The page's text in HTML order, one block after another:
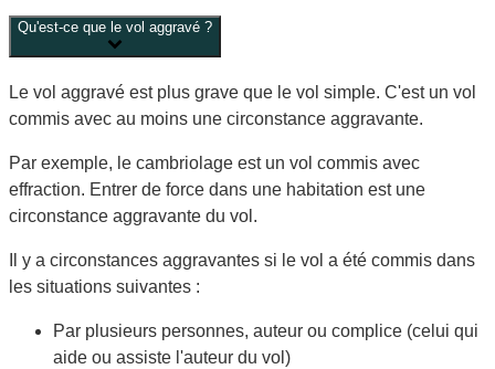
Qu'est-ce que le vol aggravé ?
Le vol aggravé est plus grave que le vol simple. C'est un vol
commis avec au moins une circonstance aggravante.
Par exemple, le cambriolage est un vol commis avec
effraction. Entrer de force dans une habitation est une
circonstance aggravante du vol.
Il y a circonstances aggravantes si le vol a été commis dans
les situations suivantes :
Par plusieurs personnes, auteur ou complice (celui qui
aide ou assiste l'auteur du vol)